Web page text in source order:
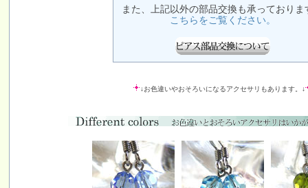
また、上記以外の部品交換も承っておりま
こちらをご覧ください。
↓お色違いやおそろいになるアクセサリもあります。↓